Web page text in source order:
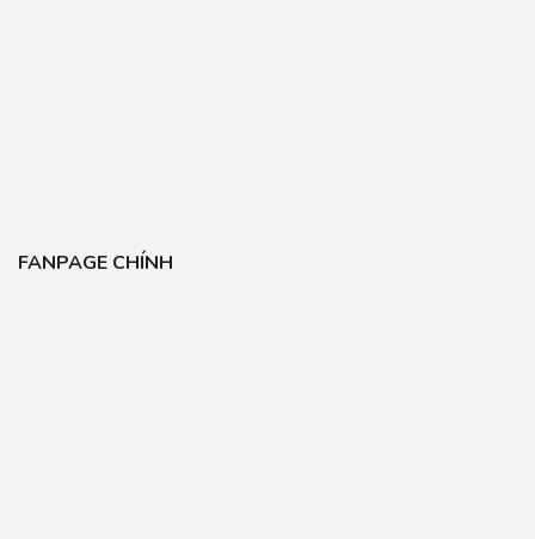
FANPAGE CHÍNH